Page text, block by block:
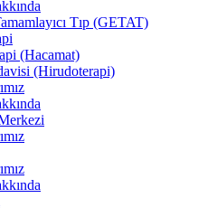
Tıp (GETAT)
(Hacamat)
(Hirudoterapi)